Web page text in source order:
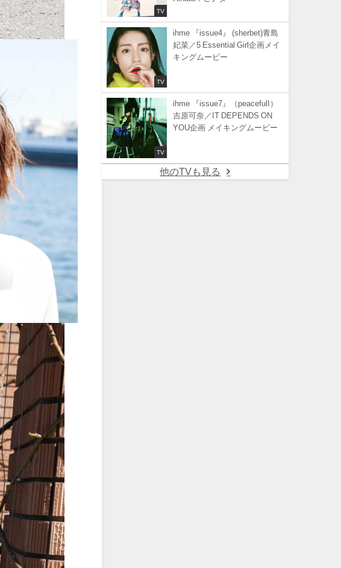
TV
TV
ihme 『issue4』 (sherbet)青島
妃菜／5 Essential Girl企画メイ
キングムービー
TV
ihme 『issue7』（peacefulI）
吉原可奈／IT DEPENDS ON
YOU企画 メイキングムービー
他のTVも見る